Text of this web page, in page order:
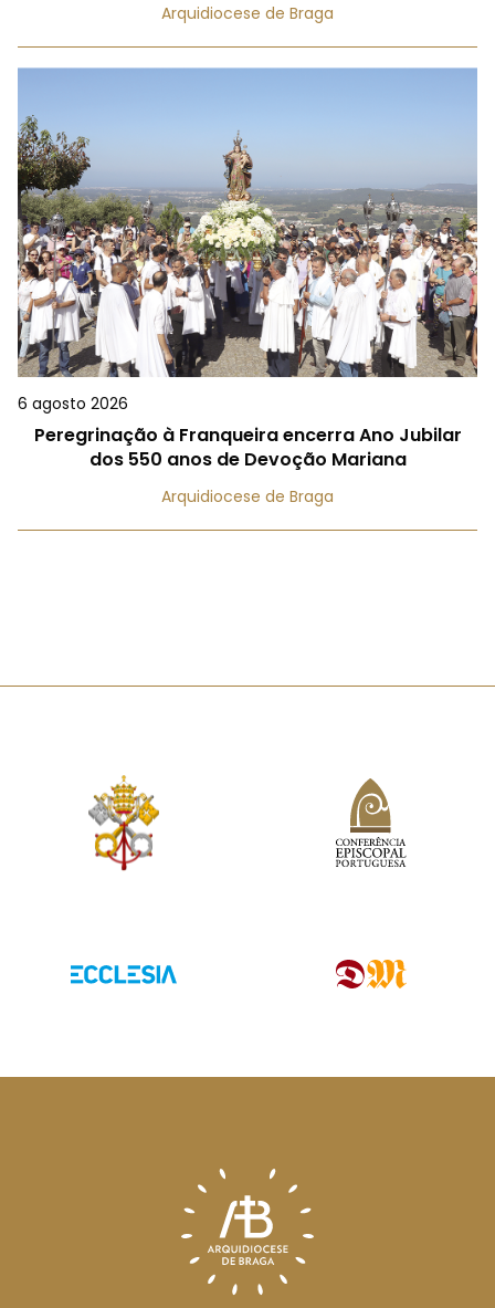
Arquidiocese de Braga
6 agosto 2026
Peregrinação à Franqueira encerra Ano Jubilar
dos 550 anos de Devoção Mariana
Arquidiocese de Braga